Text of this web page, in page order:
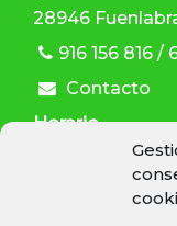
28946
916 156 816
Contacto
Horario
L-V: